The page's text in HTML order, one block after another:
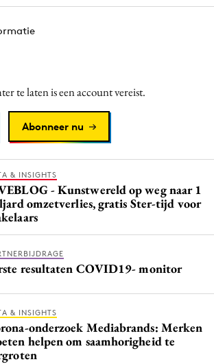
te laten is een account vereist.
Abonneer nu
& INSIGHTS
- Kunstwereld op weg naar 1
omzetverlies, gratis Ster-tijd voor
resultaten COVID19- monitor
& INSIGHTS
onderzoek Mediabrands: Merken
helpen om saamhorigheid te